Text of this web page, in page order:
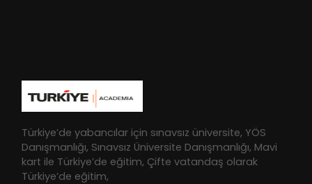
Türkiye’de yabancılar için sınavsız üniversite, YÖS
Danışmanlığı, Sınavsız Üniversite Danışmanlığı, Mavi
kart ile Türkiye’de eğitim, Çifte vatandaş olarak
Türkiye’de eğitim,